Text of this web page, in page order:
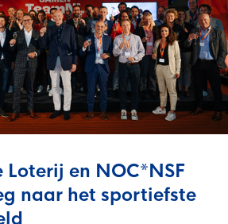
sport
kader
Kalender
Experts
Centre
LA28
2027
Loterij en NOC*NSF
naar het sportiefste